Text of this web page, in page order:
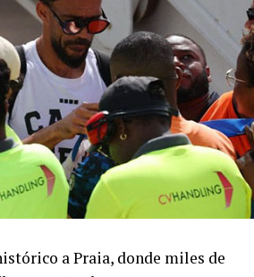
a Praia, donde miles de